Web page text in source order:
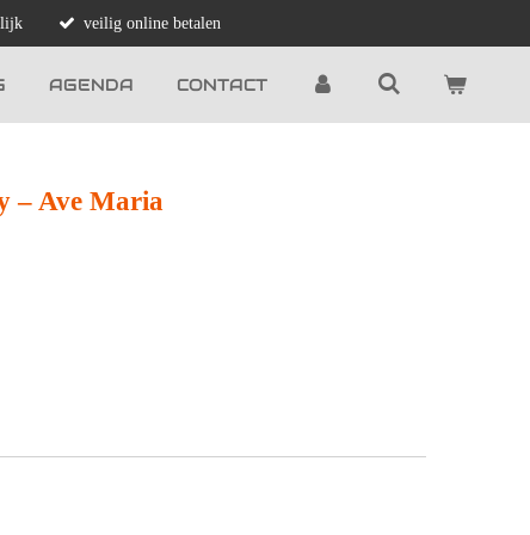
veilig online betalen
AGENDA CONTACT
‎– Ave Maria